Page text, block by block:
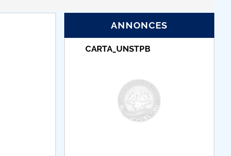
ANNONCES
CARTA_UNSTPB